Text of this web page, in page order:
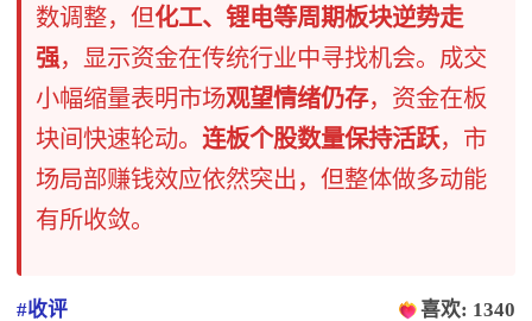
数调整，但化工、锂电等周期板块逆势走
强，显示资金在传统行业中寻找机会。成交
小幅缩量表明市场观望情绪仍存，资金在板
块间快速轮动。 连板个股数量保持活跃，市
场局部赚钱效应依然突出，但整体做多动能
有所收敛。
#收评 喜欢: 1340